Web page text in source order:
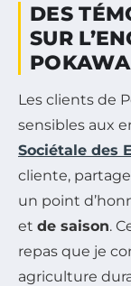
DES
SUR
POKAWA
Les clients de
sensibles aux
Sociétale des
cliente,
un point
et de saison.
repas que je
agriculture